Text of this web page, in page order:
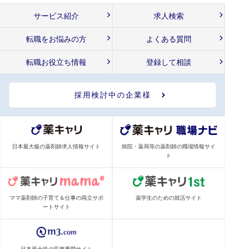
サービス紹介 求人検索
転職をお悩みの方 よくある質問
転職お役立ち情報 登録して相談
採用検討中の企業様
日本最大級の薬剤師求人情報サイト
病院・薬局等の薬剤師の職場情報サイ
ト
ママ薬剤師の子育て＆仕事の両立サポ
ートサイト
薬学生のための就活サイト